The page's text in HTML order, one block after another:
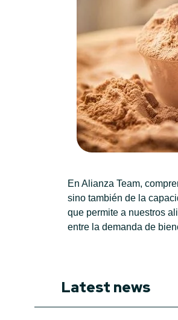
En Alianza Team,
sino también de la
que permite a nuestros
entre la demanda de
Latest news